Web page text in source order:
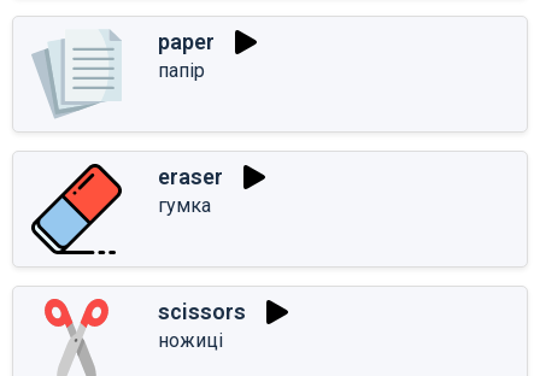
paper
папір
eraser
гумка
scissors
ножиці